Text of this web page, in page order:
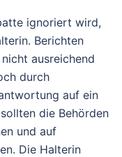
ignoriert wird,
Berichten
ausreichend
durch
auf ein
die Behörden
und auf
Die Halterin